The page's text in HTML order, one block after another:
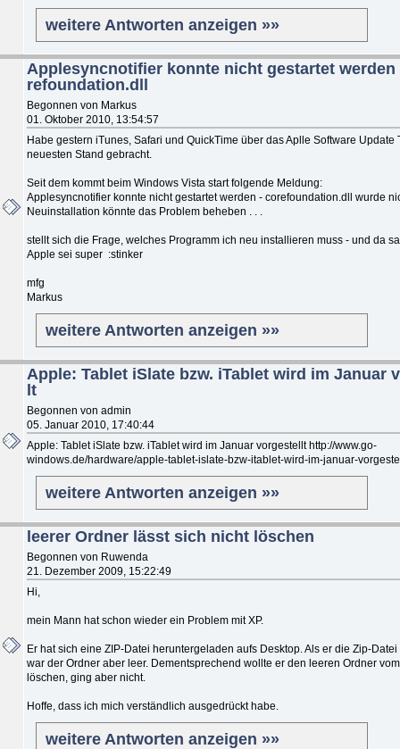
weitere Antworten anzeigen »»
Applesyncnotifier konnte nicht gestartet werden
refoundation.dll
Begonnen von Markus
01. Oktober 2010, 13:54:57
Habe gestern iTunes, Safari und QuickTime über das Aplle Software Update
neuesten Stand gebracht.
Seit dem kommt beim Windows Vista start folgende Meldung:
Applesyncnotifier konnte nicht gestartet werden - corefoundation.dll wurde
Neuinstallation könnte das Problem beheben . . .
stellt sich die Frage, welches Programm ich neu installieren muss - und da
Apple sei super :stinker
mfg
Markus
weitere Antworten anzeigen »»
Apple: Tablet iSlate bzw. iTablet wird im Januar
lt
Begonnen von admin
05. Januar 2010, 17:40:44
Apple: Tablet iSlate bzw. iTablet wird im Januar vorgestellt http://www.go-
windows.de/hardware/apple-tablet-islate-bzw-itablet-wird-im-januar-
weitere Antworten anzeigen »»
leerer Ordner lässt sich nicht löschen
Begonnen von Ruwenda
21. Dezember 2009, 15:22:49
Hi,
mein Mann hat schon wieder ein Problem mit XP.
Er hat sich eine ZIP-Datei heruntergeladen aufs Desktop. Als er die Zip-
war der Ordner aber leer. Dementsprechend wollte er den leeren Ordner
löschen, ging aber nicht.
Hoffe, dass ich mich verständlich ausgedrückt habe.
weitere Antworten anzeigen »»